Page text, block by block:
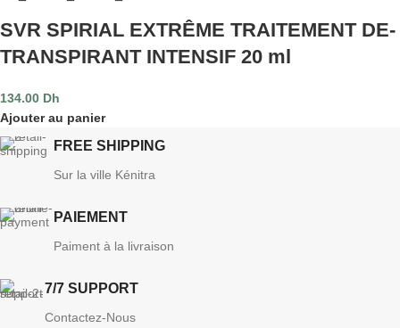
SVR SPIRIAL EXTRÊME TRAITEMENT DE-
TRANSPIRANT INTENSIF 20 ml
134.00 Dh
Ajouter au panier
FREE SHIPPING
Sur la ville Kénitra
PAIEMENT
Paiment à la livraison
7/7 SUPPORT
Contactez-Nous